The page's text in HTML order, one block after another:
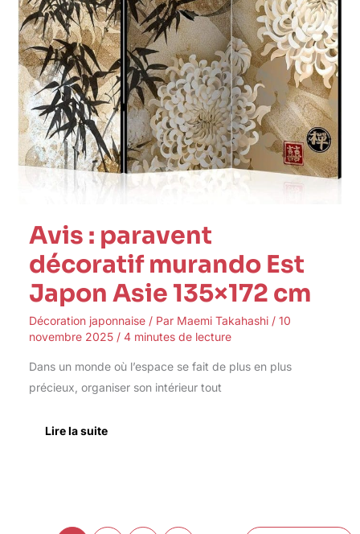
Avis : paravent
décoratif murando Est
Japon Asie 135×172 cm
Décoration japonnaise/ Par Maemi Takahashi / 10
novembre 2025 / 4 minutes de lecture
Dans un monde où l’espace se fait de plus en plus
précieux, organiser son intérieur tout
Lire la suite